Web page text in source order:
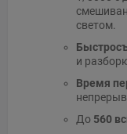
светом.
и
Время
До 560